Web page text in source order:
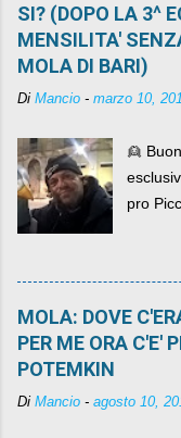
SI? (DOPO LA 3^
MENSILITA'
MOLA DI BARI)
Di Mancio - marzo 10,
👱
pro
come
MOLA: DOVE
PER ME ORA C'E'
POTEMKIN
Di Mancio - agosto 10,